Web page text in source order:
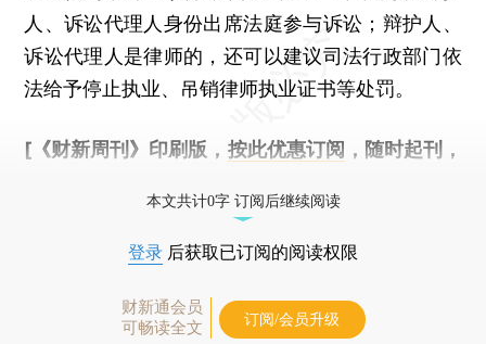
人、诉讼代理人身份出席法庭参与诉讼；辩护人、
诉讼代理人是律师的，还可以建议司法行政部门依
法给予停止执业、吊销律师执业证书等处罚。
[《财新周刊》印刷版， 按此优惠订阅 ，随时起刊，
本文共计0字 订阅后继续阅读
登录 后获取已订阅的阅读权限
财新通会员
可畅读全文
订阅/会员升级